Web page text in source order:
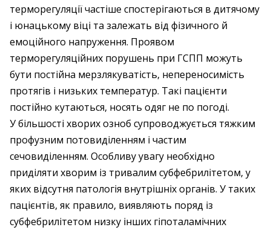
терморегуляції частіше спостерігаються в дитячому
і юнацькому віці та залежать від фізичного й
емоційного напруження. Проявом
терморегуляційних порушень при ГСПП можуть
бути постійна мерзлякуватість, непереносимість
протягів і низьких температур. Такі пацієнти
постійно кутаються, носять одяг не по погоді.
У більшості хворих озноб супроводжується тяжким
профузним потовиділенням і частим
сечовиділенням. Особливу увагу необхідно
приділяти хворим із тривалим субфебрилітетом, у
яких відсутня патологія внутрішніх органів. У таких
пацієнтів, як правило, виявляють поряд із
субфебрилітетом низку інших гіпоталамічних